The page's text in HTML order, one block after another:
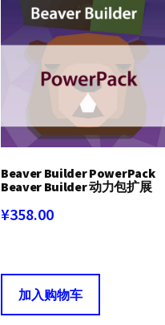
Beaver Builder PowerPack
Beaver Builder 动力包扩展
¥358.00
加入购物车